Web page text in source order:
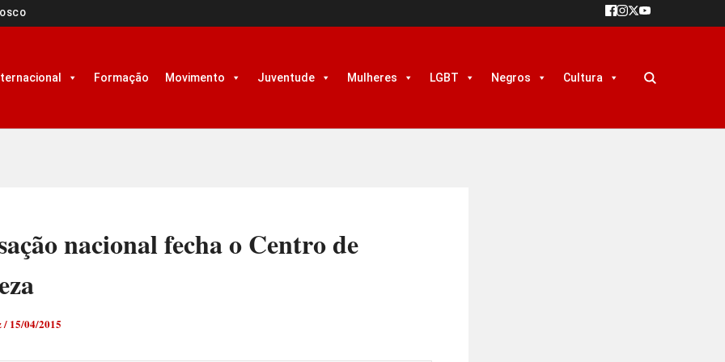
Formação Movimento Juventude Mulheres LGBT Negros Cultura
nacional fecha o Centro de
/ 15/04/2015